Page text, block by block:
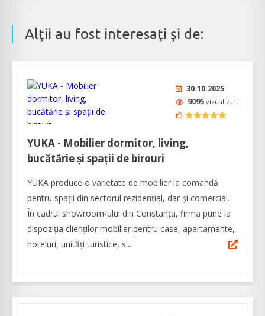
Alţii au fost interesaţi şi de:
30.10.2025
9095 vizualizari
YUKA - Mobilier dormitor, living,
bucătărie și spații de birouri
YUKA produce o varietate de mobilier la comandă
pentru spaţii din sectorul rezidenţial, dar şi comercial.
În cadrul showroom-ului din Constanța, firma pune la
dispoziția clienților mobilier pentru case, apartamente,
hoteluri, unități turistice, s...